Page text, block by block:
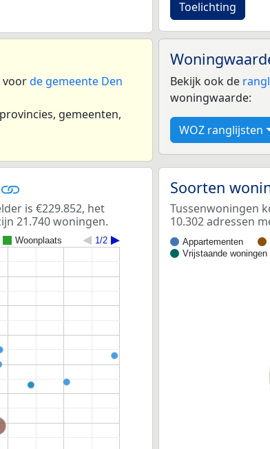
Toelichting
voorde gemeente Den
gemeenten,
Bekijk ook de
woningwaarde:
WOZ ranglijsten
is €229.852, het
21.740 woningen.
Woonplaats 1/2
Holland
Soorten
Tussenwoningen
10.302 adressen
Appartementen
Vrijstaande woningen